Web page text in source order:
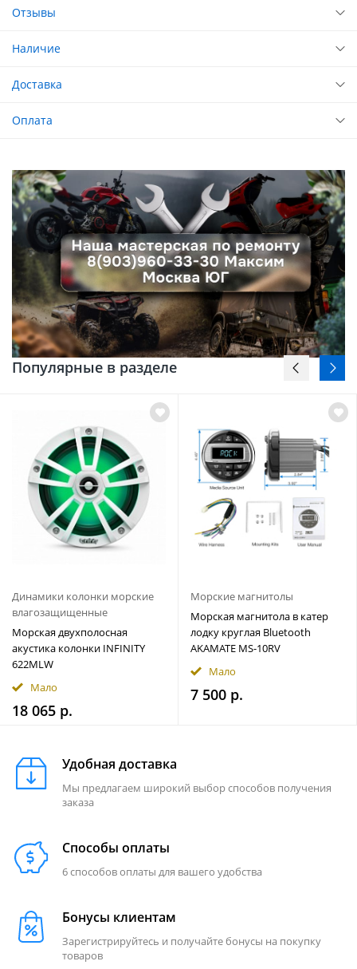
Отзывы
Наличие
Доставка
Оплата
Популярные в разделе
Динамики колонки морские
влагозащищенные
Морская двухполосная
акустика колонки INFINITY
622MLW
Мало
18 065 р.
Морские магнитолы
Морская магнитола в катер
лодку круглая Bluetooth
AKAMATE MS-10RV
Мало
7 500 р.
Удобная доставка
Мы предлагаем широкий выбор способов получения
заказа
Способы оплаты
6 способов оплаты для вашего удобства
Бонусы клиентам
Зарегистрируйтесь и получайте бонусы на покупку
товаров